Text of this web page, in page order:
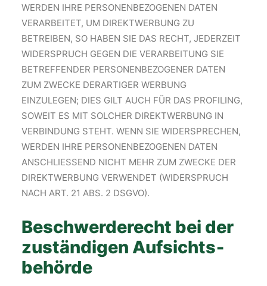
WERDEN IHRE PERSONENBEZOGENEN DATEN
VERARBEITET, UM DIREKTWERBUNG ZU
BETREIBEN, SO HABEN SIE DAS RECHT, JEDERZEIT
WIDERSPRUCH GEGEN DIE VERARBEITUNG SIE
BETREFFENDER PERSONENBEZOGENER DATEN
ZUM ZWECKE DERARTIGER WERBUNG
EINZULEGEN; DIES GILT AUCH FÜR DAS PROFILING,
SOWEIT ES MIT SOLCHER DIREKTWERBUNG IN
VERBINDUNG STEHT. WENN SIE WIDERSPRECHEN,
WERDEN IHRE PERSONENBEZOGENEN DATEN
ANSCHLIESSEND NICHT MEHR ZUM ZWECKE DER
DIREKTWERBUNG VERWENDET (WIDERSPRUCH
NACH ART. 21 ABS. 2 DSGVO).
Beschwerde­recht bei der
zuständigen Aufsichts­
behörde